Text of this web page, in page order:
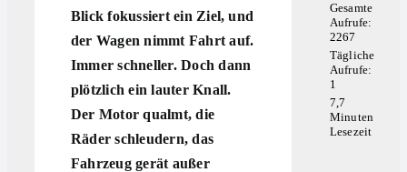
Blick fokussiert ein Ziel, und
der Wagen nimmt Fahrt auf.
Immer schneller. Doch dann
plötzlich ein lauter Knall.
Der Motor qualmt, die
Räder schleudern, das
Fahrzeug gerät außer
Gesamte
Aufrufe:
2267
Tägliche
Aufrufe:
1
7,7
Minuten
Lesezeit